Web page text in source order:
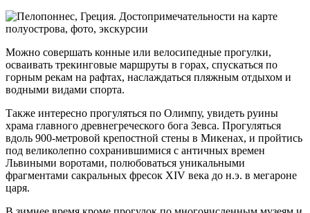
Можно совершать конные или велосипедные прогулки,
осваивать трекинговые маршруты в горах, спускаться по
горным рекам на рафтах, наслаждаться пляжным отдыхом и
водными видами спорта.
Также интересно прогуляться по Олимпу, увидеть руины
храма главного древнегреческого бога Зевса. Прогуляться
вдоль 900-метровой крепостной стены в Микенах, и пройтись
под великолепно сохранившимися с античных времен
Львиными воротами, полюбоваться уникальными
фрагментами сакральных фресок XIV века до н.э. в мегароне
царя.